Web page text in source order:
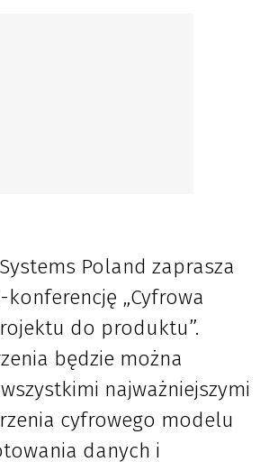
Poland zaprasza
konferencję „Cyfrowa
do produktu”.
będzie można
najważniejszymi
cyfrowego modelu
danych i